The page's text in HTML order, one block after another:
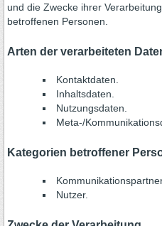
und die Zwecke ihrer
betroffenen Personen.
Arten der verarbeiteten
Kontaktdaten.
Inhaltsdaten.
Nutzungsdaten.
Meta-/
Kategorien betroffener
Nutzer.